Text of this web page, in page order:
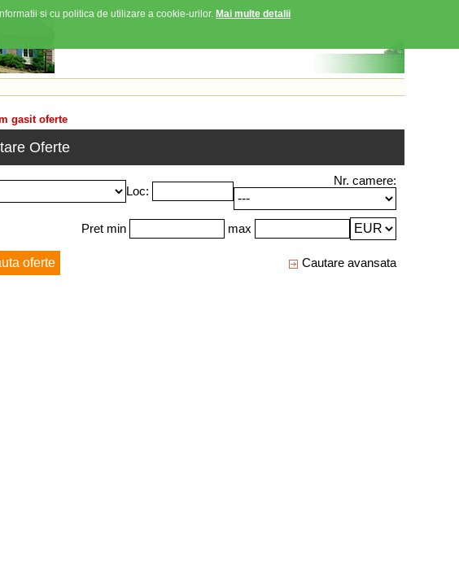
gasit oferte
Oferte
Loc:
Nr. camere:
Pret min max
Cautare avansata
si cu politica de utilizare a cookie-urilor. Mai multe detalii